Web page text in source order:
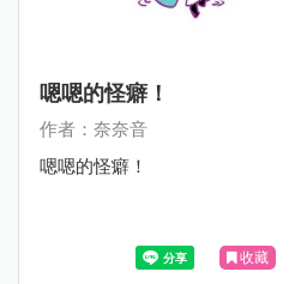
嗯嗯的怪癖！
作者：奈奈音
嗯嗯的怪癖！
收藏